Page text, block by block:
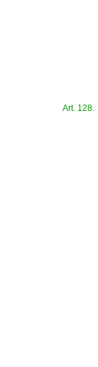
Art. 128.